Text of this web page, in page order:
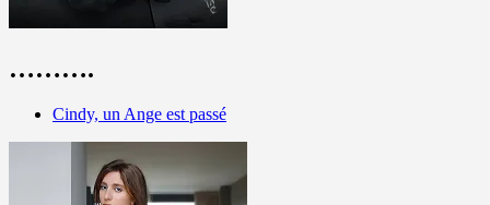
……….
Cindy, un Ange est passé